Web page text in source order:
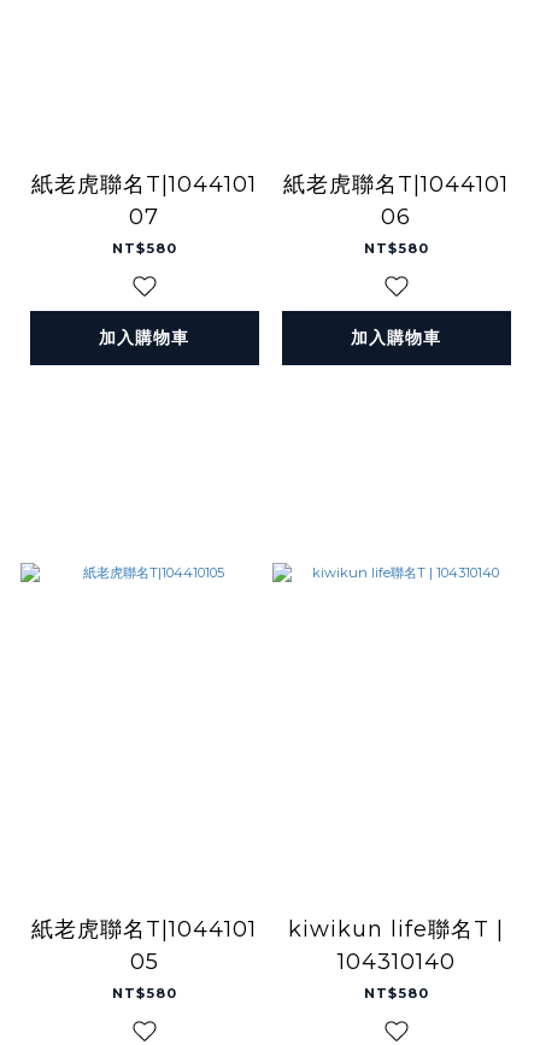
紙老虎聯名T|1044101
07
NT$580
加入購物車
紙老虎聯名T|1044101
06
NT$580
加入購物車
紙老虎聯名T|1044101
05
NT$580
kiwikun life聯名T |
104310140
NT$580